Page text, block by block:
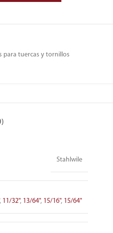
para tuercas y tornillos
Stahlwile
, 11/32", 13/64", 15/16", 15/64"